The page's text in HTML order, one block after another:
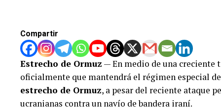
Compartir
Estrecho de Ormuz — En medio de una
oficialmente que mantendrá el régimen especial
estrecho de Ormuz, a pesar del reciente ataque
ucranianas contra un navío de bandera iraní.